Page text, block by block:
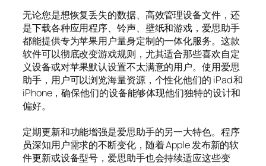
无论您是想恢复丢失的数据、高效管理设备文件，还
是下载各种应用程序、铃声、壁纸和游戏，爱思助手
都能提供专为苹果用户量身定制的一体化服务。这款
软件可以彻底改变游戏规则，尤其适合那些喜欢自定
义设备或对苹果默认设置不太满意的用户。使用爱思
助手，用户可以浏览海量资源，个性化他们的 iPad 和
iPhone，确保他们的设备能够体现他们独特的设计和
偏好。
定期更新和功能增强是爱思助手的另一大特色。程序
员深知用户需求的不断变化，随着 Apple 发布新的软
件更新或设备型号，爱思助手也会持续适应这些变